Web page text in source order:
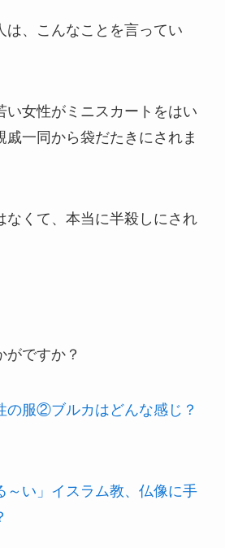
は、こんなことを言ってい
い女性がミニスカートをはい
戚一同から袋だたきにされま
なくて、本当に半殺しにされ
がですか？
の服②ブルカはどんな感じ？
～い」イスラム教、仏像に手